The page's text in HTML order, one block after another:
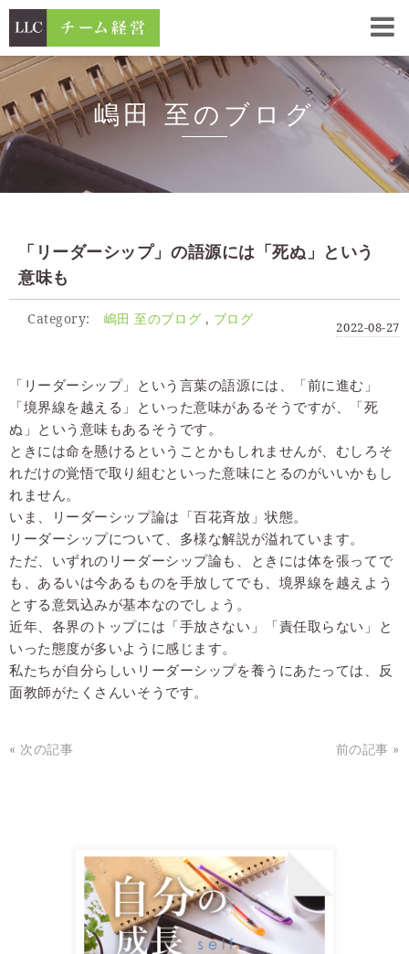
嶋田 至のブログ
「リーダーシップ」の語源には「死ぬ」という
意味も
Category: 嶋田 至のブログ ブログ 2022-08-27
「リーダーシップ」という言葉の語源には、「前に進む」
「境界線を越える」といった意味があるそうですが、「死
ぬ」という意味もあるそうです。
ときには命を懸けるということかもしれませんが、むしろそ
れだけの覚悟で取り組むといった意味にとるのがいいかもし
れません。
いま、リーダーシップ論は「百花斉放」状態。
リーダーシップについて、多様な解説が溢れています。
ただ、いずれのリーダーシップ論も、ときには体を張ってで
も、あるいは今あるものを手放してでも、境界線を越えよう
とする意気込みが基本なのでしょう。
近年、各界のトップには「手放さない」「責任取らない」と
いった態度が多いように感じます。
私たちが自分らしいリーダーシップを養うにあたっては、反
面教師がたくさんいそうです。
« 次の記事 前の記事 »